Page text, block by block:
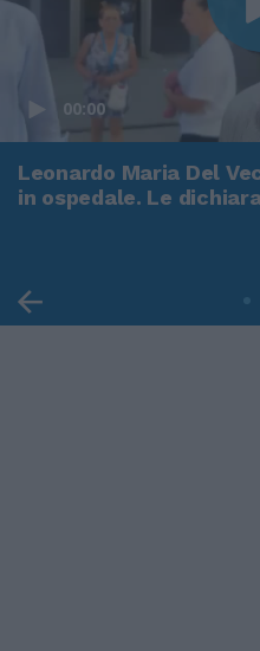
00:00
Leonardo Maria Del
in ospedale. Le